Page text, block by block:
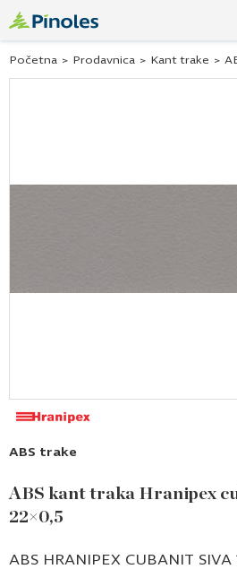
Početna > Prodavnica > Kant trake >
ABS trake
ABS kant traka Hranipex
22×0,5
ABS HRANIPEX CUBANIT